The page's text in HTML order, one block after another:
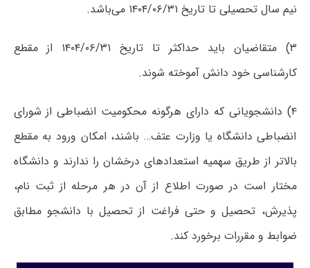
نیم سال تحصیلی تا تاریخ ۱۴۰۴/۰۶/۳۱ می‌باشد.
۳) متقاضیان باید حداکثر تا تاریخ ۱۴۰۴/۰۶/۳۱ از مقطع
کارشناسی خود دانش آموخته شوند.
۴) دانشجویانی که دارای هرگونه محکومیت انضباطی از شورای
انضباطی دانشگاه یا وزارت عتف… باشند، امکان ورود به مقطع
بالاتر از طریق سهمیه استعدادهای درخشان را ندارند و دانشگاه
مختار است در صورت اطلاع از آن در هر مرحله از ثبت نام،
پذیرش، تحصیل و حتی فراغت از تحصیل با دانشجو مطابق
ضوابط و مقررات برخورد کند.